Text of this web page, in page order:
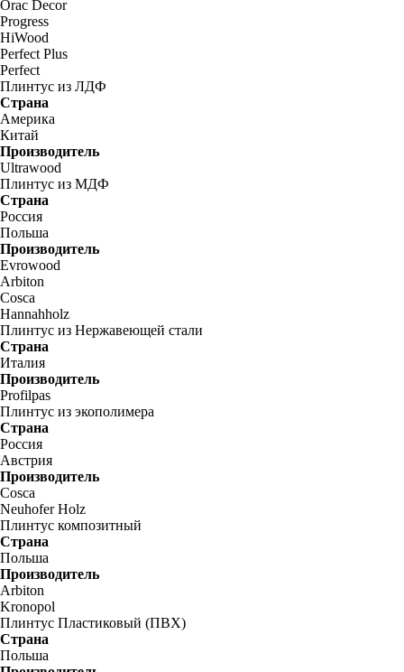
Orac Decor
Progress
HiWood
Perfect Plus
Perfect
Плинтус из ЛДФ
Страна
Америка
Китай
Производитель
Ultrawood
Плинтус из МДФ
Страна
Россия
Польша
Производитель
Evrowood
Arbiton
Cosca
Hannahholz
Плинтус из Нержавеющей стали
Страна
Италия
Производитель
Profilpas
Плинтус из экополимера
Страна
Россия
Австрия
Производитель
Cosca
Neuhofer Holz
Плинтус композитный
Страна
Польша
Производитель
Arbiton
Kronopol
Плинтус Пластиковый (ПВХ)
Страна
Польша